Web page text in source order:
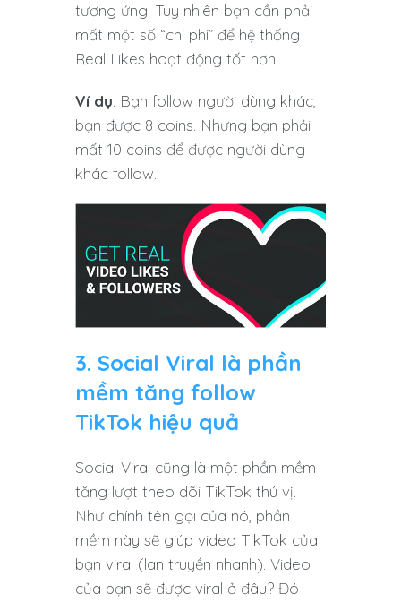
tương ứng. Tuy nhiên bạn cần phải
mất một số “chi phí” để hệ thống
Real Likes hoạt động tốt hơn.
Ví dụ: Bạn follow người dùng khác,
bạn được 8 coins. Nhưng bạn phải
mất 10 coins để được người dùng
khác follow.
3. Social Viral là phần
mềm tăng follow
TikTok hiệu quả
Social Viral cũng là một phần mềm
tăng lượt theo dõi TikTok thú vị.
Như chính tên gọi của nó, phần
mềm này sẽ giúp video TikTok của
bạn viral (lan truyền nhanh). Video
của bạn sẽ được viral ở đâu? Đó